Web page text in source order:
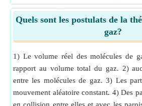
Quels sont les postulats de la
gaz?
1) Le volume réel des molécules de
rapport au volume total du gaz. 2)
entre les molécules de gaz. 3) Les
mouvement aléatoire constant. 4) Des